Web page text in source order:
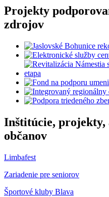
Projekty
zdrojov
Inštitúcie,
občanov
Limbafest
Zariadenie pre seniorov
Športové kluby Blava